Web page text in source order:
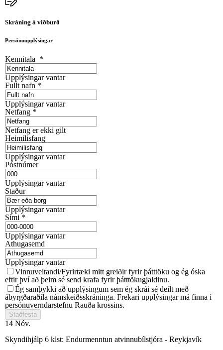
Skráning á viðburð
Persónuupplýsingar
Kennitala *
Upplýsingar vantar
Fullt nafn *
Upplýsingar vantar
Netfang *
Netfang er ekki gilt
Heimilisfang
Upplýsingar vantar
Póstnúmer
Upplýsingar vantar
Staður
Upplýsingar vantar
Sími *
Upplýsingar vantar
Athugasemd
Upplýsingar vantar
Vinnuveitandi/Fyrirtæki mitt greiðir fyrir þátttöku og ég óska
eftir því að þeim sé send krafa fyrir þátttökugjaldinu.
Ég samþykki að upplýsingum sem ég skrái sé deilt með
ábyrgðaraðila námskeiðsskráninga. Frekari upplýsingar má finna í
persónuverndarstefnu Rauða krossins.
Staðfesta
14 Nóv.
Skyndihjálp 6 klst: Endurmenntun atvinnubílstjóra - Reykjavík